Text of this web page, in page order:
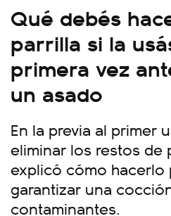
Qué debés
parrilla si la
primera vez
un asado
En la previa al primer
eliminar los restos de
explicó cómo hacerlo
garantizar una
contaminantes.